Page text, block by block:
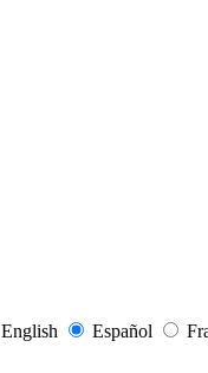
English Español